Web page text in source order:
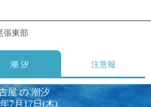
張東部
潮 汐 注意報